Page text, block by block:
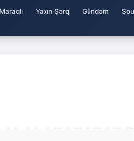
Maraqlı Yaxın Şərq Gündəm Şou